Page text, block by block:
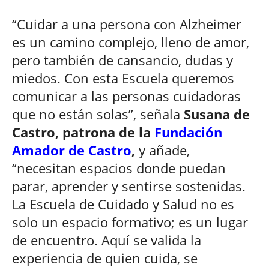
“Cuidar a una persona con Alzheimer
es un camino complejo, lleno de amor,
pero también de cansancio, dudas y
miedos. Con esta Escuela queremos
comunicar a las personas cuidadoras
que no están solas”, señala Susana de
Castro, patrona de la Fundación
Amador de Castro, y añade,
“necesitan espacios donde puedan
parar, aprender y sentirse sostenidas.
La Escuela de Cuidado y Salud no es
solo un espacio formativo; es un lugar
de encuentro. Aquí se valida la
experiencia de quien cuida, se